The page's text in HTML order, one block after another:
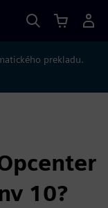
prekladu.
10?